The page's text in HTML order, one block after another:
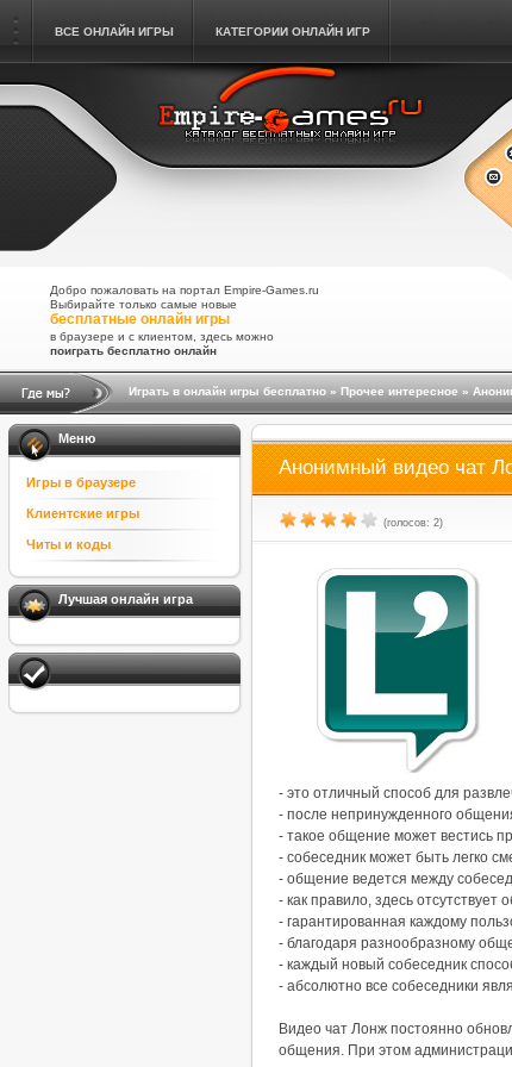
ВСЕ ОНЛАЙН ИГРЫ КАТЕГОРИИ ОНЛАЙН ИГР
Добро пожаловать на портал Empire-Games.ru
Выбирайте только самые новые
бесплатные онлайн игры
в браузере и с клиентом, здесь можно
поиграть бесплатно онлайн
Играть в онлайн игры бесплатно » Прочее интересное »
Меню
Игры в браузере
Клиентские игры
Читы и коды
Лучшая онлайн игра
Анонимный видео чат
(голосов: 2)
- это отличный способ для
- после непринужденного
- такое общение может вестись
- собеседник может быть легко
- общение ведется между
- как правило, здесь
- гарантированная каждому
- благодаря разнообразному
- каждый новый собеседник
- абсолютно все собеседники
Видео чат Лонж постоянно
общения. При этом